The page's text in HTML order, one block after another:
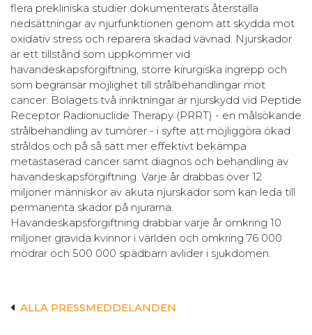
flera prekliniska studier dokumenterats återställa
nedsättningar av njurfunktionen genom att skydda mot
oxidativ stress och reparera skadad vävnad. Njurskador
är ett tillstånd som uppkommer vid
havandeskapsförgiftning, större kirurgiska ingrepp och
som begränsar möjlighet till strålbehandlingar mot
cancer. Bolagets två inriktningar är njurskydd vid Peptide
Receptor Radionuclide Therapy (PRRT) - en målsökande
strålbehandling av tumörer - i syfte att möjliggöra ökad
stråldos och på så sätt mer effektivt bekämpa
metastaserad cancer samt diagnos och behandling av
havandeskapsförgiftning. Varje år drabbas över 12
miljoner människor av akuta njurskador som kan leda till
permanenta skador på njurarna.
Havandeskapsförgiftning drabbar varje år omkring 10
miljoner gravida kvinnor i världen och omkring 76 000
mödrar och 500 000 spädbarn avlider i sjukdomen.
ALLA PRESSMEDDELANDEN